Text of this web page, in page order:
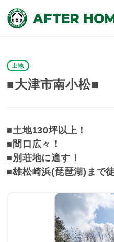
土地
■大津市南小松■
■土地130坪以上！
■間口広々！
■別荘地に適す！
■雄松崎浜(琵琶湖)まで